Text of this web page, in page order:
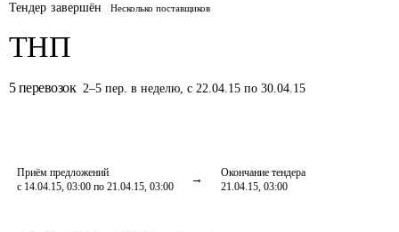
Тендер завершён Несколько поставщиков
ТНП
5 перевозок 2–5 пер. в неделю,с 22.04.15 по 30.04.15
Приём предложений
с 14.04.15, 03:00 по 21.04.15, 03:00
Окончание тендера
21.04.15, 03:00